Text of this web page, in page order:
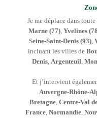
Je me déplace dans toute
Marne (77), Yvelines
Seine-Saint-Denis (93),
incluant les villes de
Denis, Argenteuil,
Et j’intervient
Auvergne-Rhône-
Bretagne, Centre-Val
France, Normandie,